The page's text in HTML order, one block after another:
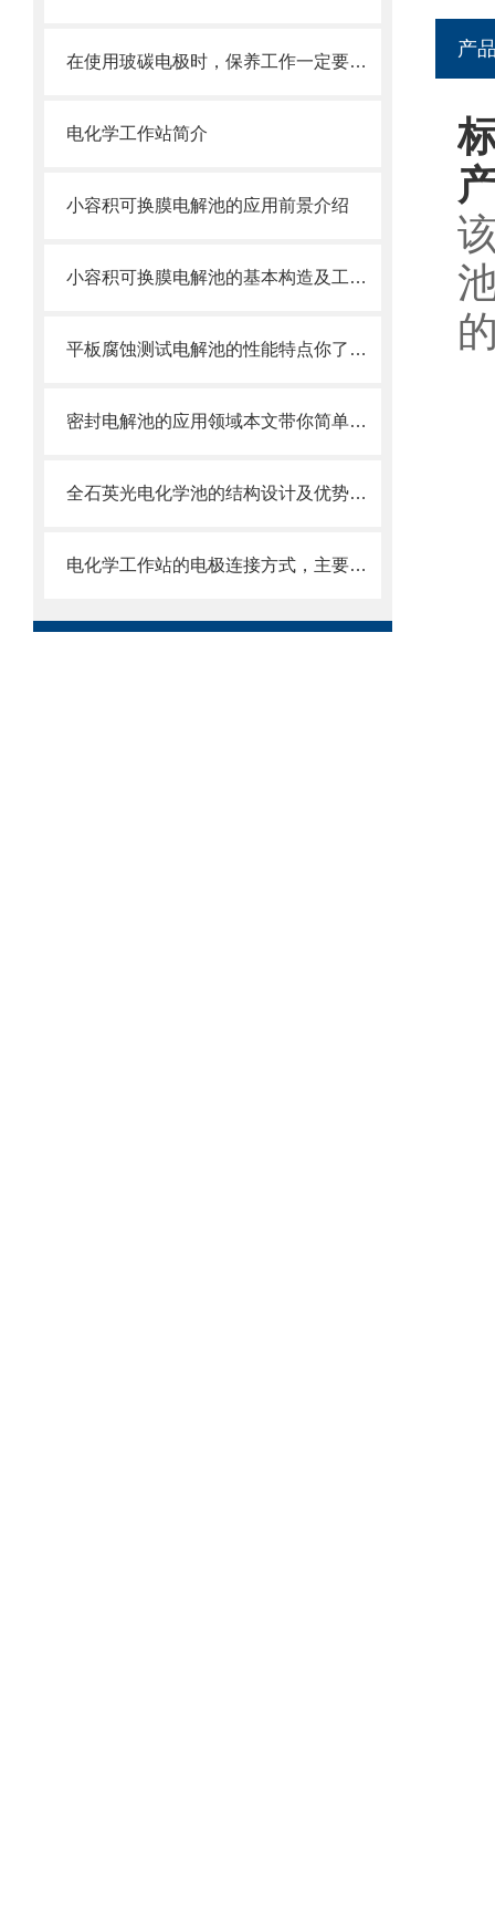
在使用玻碳电极时，保养工作一定要做好
电化学工作站简介
小容积可换膜电解池的应用前景介绍
小容积可换膜电解池的基本构造及工作原理
平板腐蚀测试电解池的性能特点你了解多少？
密封电解池的应用领域本文带你简单的了解一下
全石英光电化学池的结构设计及优势体现
电化学工作站的电极连接方式，主要分为以下三大类
产